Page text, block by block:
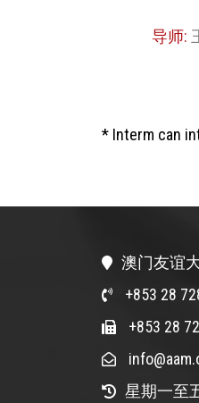
导师:
* Interm can
澳门友谊
+853 28
+853 28
星期一至